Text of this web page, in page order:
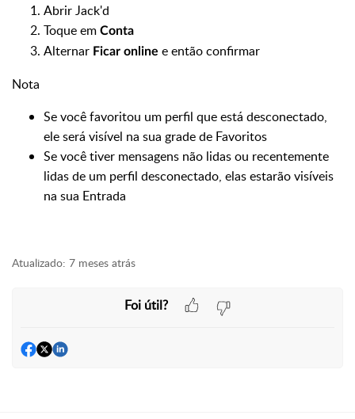
Abrir Jack'd
Toque em Conta
Alternar Ficar online e então confirmar
Nota
Se você favoritou um perfil que está desconectado,
ele será visível na sua grade de Favoritos
Se você tiver mensagens não lidas ou recentemente
lidas de um perfil desconectado, elas estarão visíveis
na sua Entrada
Atualizado: 7 meses atrás
Foi útil?